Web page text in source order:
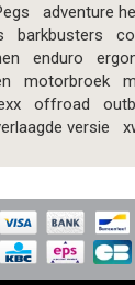
adventure
barkbusters
enduro
motorbroek
offroad
versie